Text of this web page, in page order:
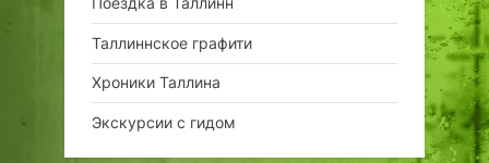
Таллиннское графити
Хроники Таллина
Экскурсии с гидом